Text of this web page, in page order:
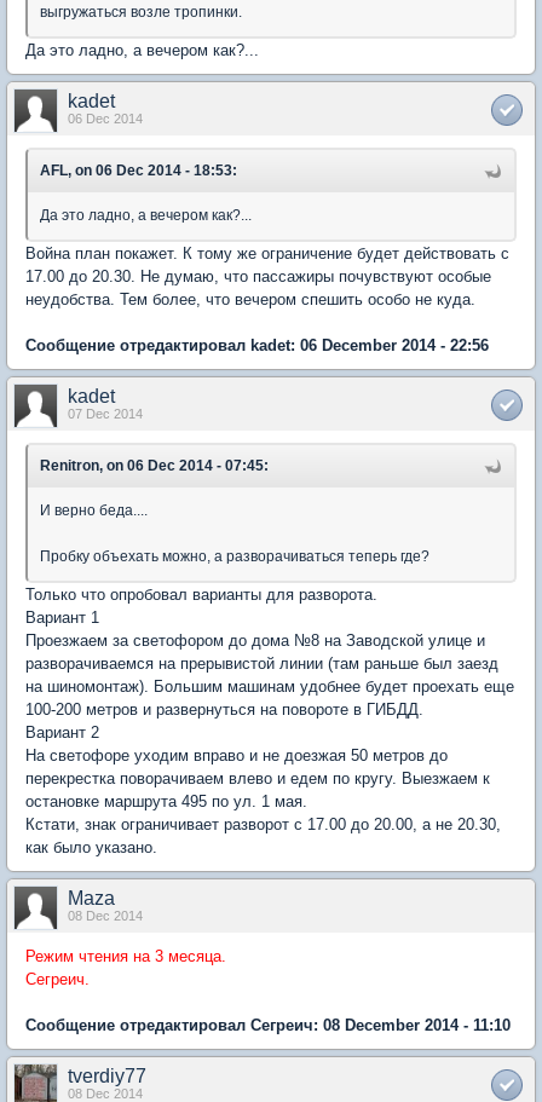
выгружаться возле тропинки.
Да это ладно, а вечером как?...
kadet
06 Dec 2014
AFL, on 06 Dec 2014 - 18:53:
Да это ладно, а вечером как?...
Война план покажет. К тому же ограничение будет действовать с
17.00 до 20.30. Не думаю, что пассажиры почувствуют особые
неудобства. Тем более, что вечером спешить особо не куда.
Сообщение отредактировал kadet: 06 December 2014 - 22:56
kadet
07 Dec 2014
Renitron, on 06 Dec 2014 - 07:45:
И верно беда....
Пробку объехать можно, а разворачиваться теперь где?
Только что опробовал варианты для разворота.
Вариант 1
Проезжаем за светофором до дома №8 на Заводской улице и
разворачиваемся на прерывистой линии (там раньше был заезд
на шиномонтаж). Большим машинам удобнее будет проехать еще
100-200 метров и развернуться на повороте в ГИБДД.
Вариант 2
На светофоре уходим вправо и не доезжая 50 метров до
перекрестка поворачиваем влево и едем по кругу. Выезжаем к
остановке маршрута 495 по ул. 1 мая.
Кстати, знак ограничивает разворот с 17.00 до 20.00, а не 20.30,
как было указано.
Maza
08 Dec 2014
Режим чтения на 3 месяца.
Сегреич.
Сообщение отредактировал Сегреич: 08 December 2014 - 11:10
tverdiy77
08 Dec 2014